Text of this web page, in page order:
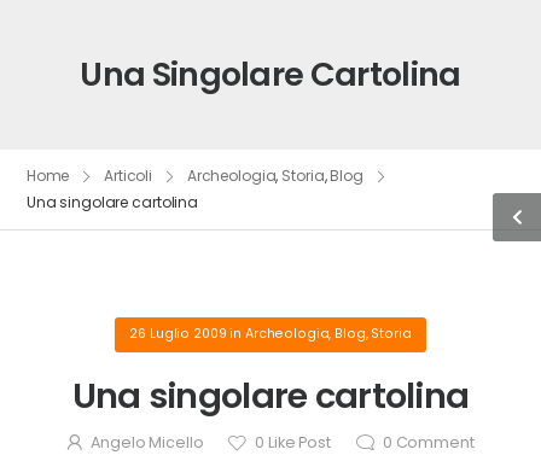
Una Singolare Cartolina
Home Articoli Archeologia, Storia,Blog
Una singolare cartolina
26 Luglio 2009 in Archeologia, Blog, Storia
Una singolare cartolina
Angelo Micello 0 Like Post 0 Comment